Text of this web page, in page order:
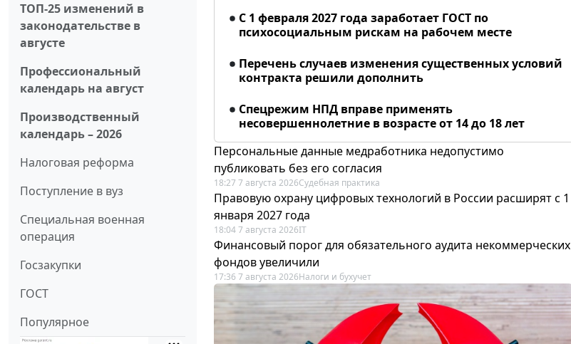
ТОП-25 изменений в
законодательстве в
августе
Профессиональный
календарь на август
Производственный
календарь – 2026
Налоговая реформа
Поступление в вуз
Специальная военная
операция
Госзакупки
ГОСТ
Популярное
С 1 февраля 2027 года заработает ГОСТ по
психосоциальным рискам на рабочем месте
Перечень случаев изменения существенных условий
контракта решили дополнить
Спецрежим НПД вправе применять
несовершеннолетние в возрасте от 14 до 18 лет
Персональные данные медработника недопустимо
публиковать без его согласия
18:27 7 августа 2026Судебная практика
Правовую охрану цифровых технологий в России расширят с 1
января 2027 года
18:04 7 августа 2026IT
Финансовый порог для обязательного аудита некоммерческих
фондов увеличили
17:36 7 августа 2026Налоги и бухучет